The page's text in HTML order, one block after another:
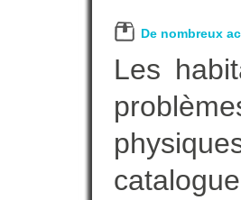
De nombreux
Les